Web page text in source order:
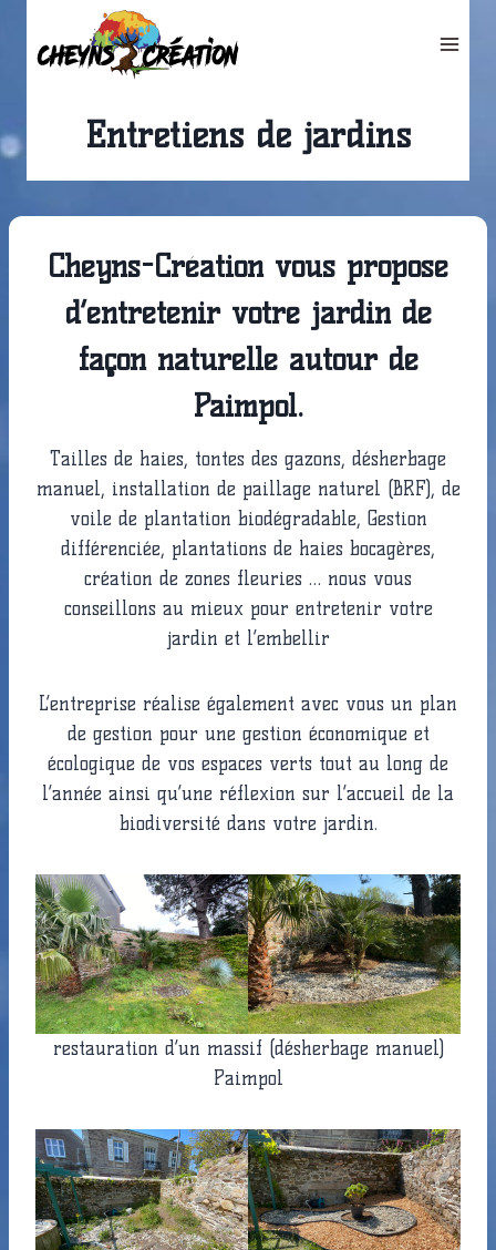
contenu
Entretiens de jardins
Cheyns-Création vous propose
d’entretenir votre jardin de
façon naturelle autour de
Paimpol.
Tailles de haies, tontes des gazons, désherbage
manuel, installation de paillage naturel (BRF), de
voile de plantation biodégradable, Gestion
différenciée, plantations de haies bocagères,
création de zones fleuries … nous vous
conseillons au mieux pour entretenir votre
jardin et l’embellir
L’entreprise réalise également avec vous un plan
de gestion pour une gestion économique et
écologique de vos espaces verts tout au long de
l’année ainsi qu’une réflexion sur l’accueil de la
biodiversité dans votre jardin.
restauration d’un massif (désherbage manuel)
Paimpol